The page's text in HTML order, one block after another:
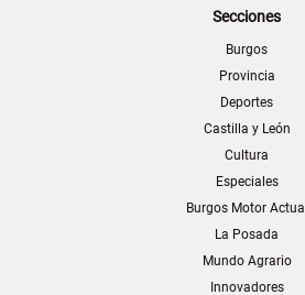
Secciones
Burgos
Provincia
Deportes
Castilla y León
Cultura
Especiales
Burgos Motor Actual
La Posada
Mundo Agrario
Innovadores